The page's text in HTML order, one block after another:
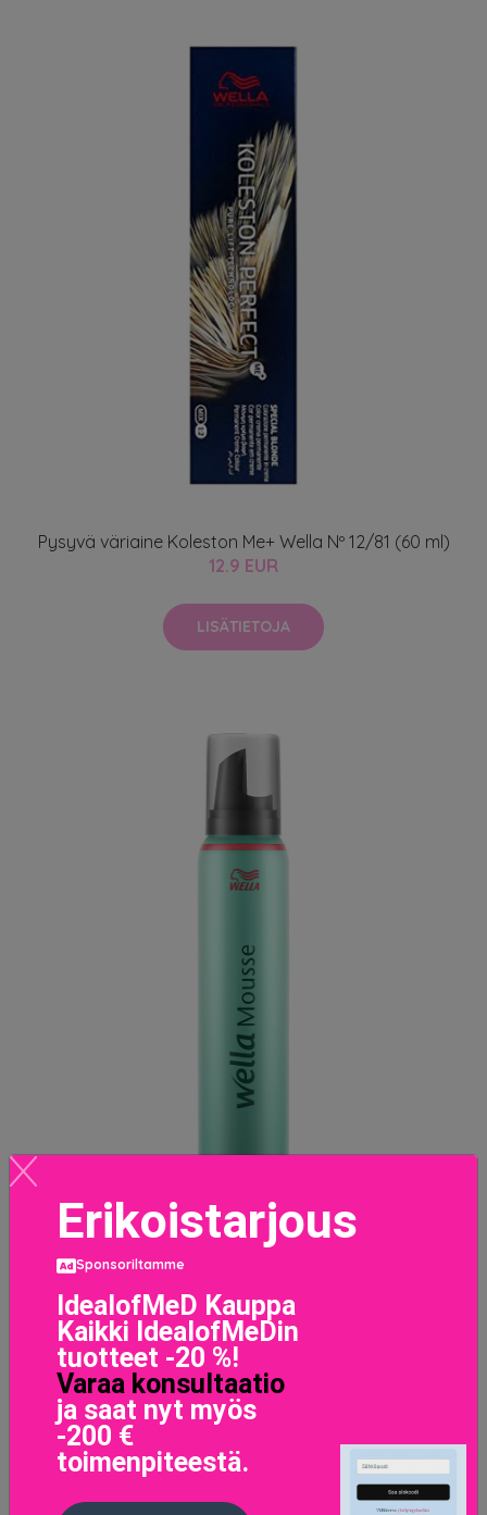
Pysyvä väriaine Koleston Me+ Wella Nº 12/81 (60 ml)
12.9 EUR
LISÄTIETOJA
Wella Styling Mousse Extra Strong, 200 ml Wella Styling
Muotoilutuotteet
2.5 EUR
LISÄTIETOJA
Erikoistarjous
Sponsoriltamme
IdealofMeD Kauppa
Kaikki IdealofMeDin
tuotteet -20 %!
Varaa konsultaatio
ja saat nyt myös
-200 €
toimenpiteestä.